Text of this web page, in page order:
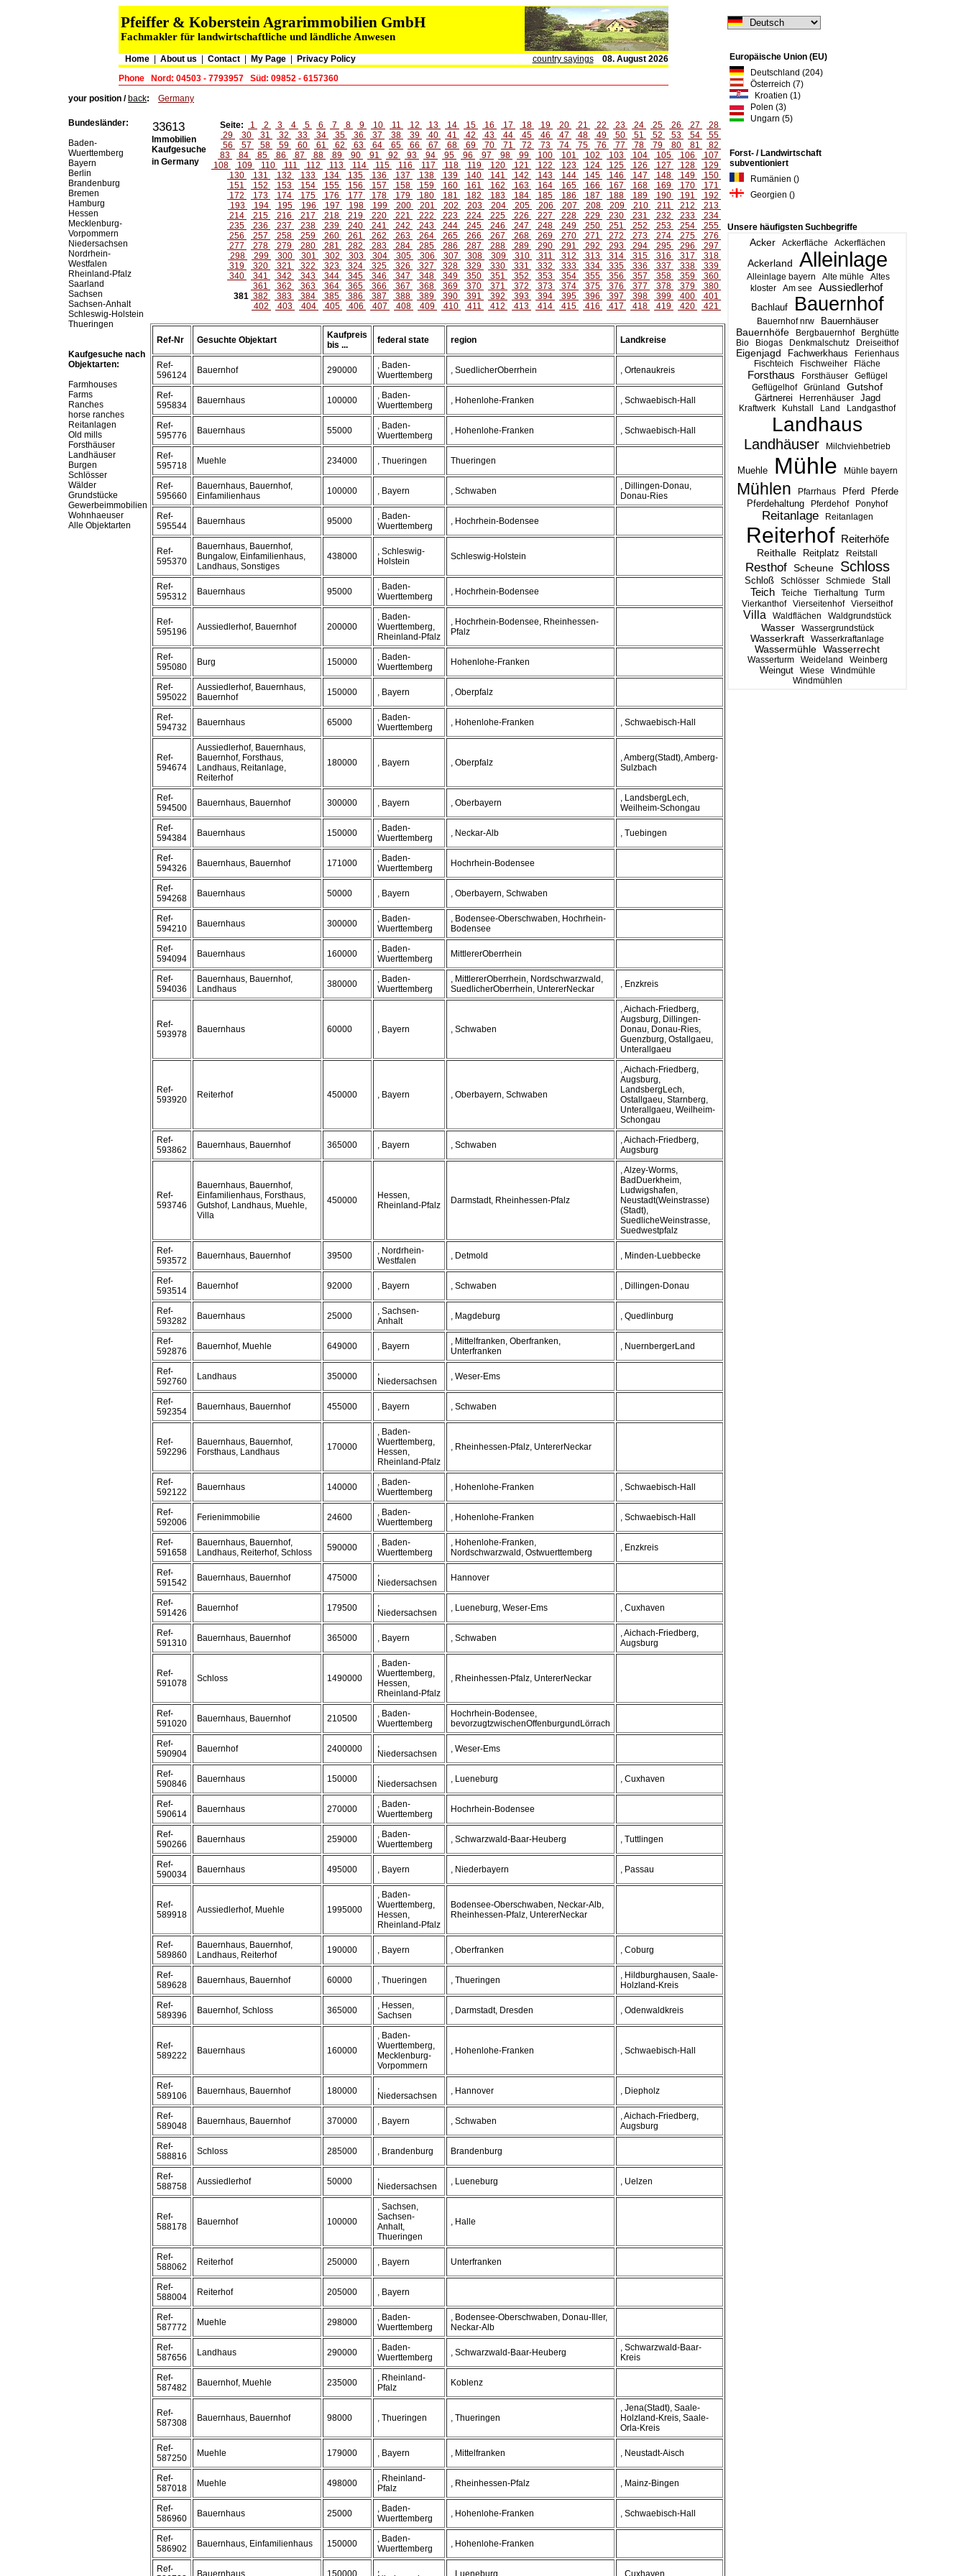
Pfeiffer & Koberstein Agrarimmobilien GmbH
Fachmakler für landwirtschaftliche und ländliche Anwesen
Home| About us Contact| My Page Privacy Policy country sayings
08. August 2026
Phone
Nord: 04503 - 7793957 Süd: 09852 - 6157360
Europäische Union (EU)
Deutschland (204)
Österreich (7)
Kroatien (1)
Polen (3)
Ungarn (5)
Forst- / Landwirtschaft
subventioniert
Rumänien ()
Georgien ()
Unsere häufigsten Suchbegriffe
Acker Ackerfläche Ackerflächen
Ackerland Alleinlage
Alleinlage bayern Alte mühle
Altes
kloster
Am see Aussiedlerhof
Bachlauf Bauernhof
Bauernhof nrw Bauernhäuser
Bauernhöfe Bergbauernhof
Berghütte
Bio
Biogas Denkmalschutz Dreiseithof
Eigenjagd Fachwerkhaus
Ferienhaus
Fischteich
Fischweiher Fläche
Forsthaus Forsthäuser
Geflügel
Geflügelhof
Grünland
Gutshof
Gärtnerei
Herrenhäuser Jagd
Kraftwerk Kuhstall Land Landgasthof
Landhaus
Landhäuser Milchviehbetrieb
Muehle Mühle Mühle bayern
Mühlen Pfarrhaus Pferd Pferde
Pferdehaltung Pferdehof Ponyhof
Reitanlage Reitanlagen
Reiterhof Reiterhöfe
Reithalle Reitplatz Reitstall
Resthof Scheune Schloss
Schloß Schlösser Schmiede Stall
Teich Teiche Tierhaltung
Turm
Vierkanthof
Vierseitenhof Vierseithof
Villa Waldflächen Waldgrundstück
Wasser Wassergrundstück
Wasserkraft Wasserkraftanlage
Wassermühle Wasserrecht
Wasserturm Weideland Weinberg
Weingut Wiese
Windmühle
Windmühlen
your position / back: Germany
Bundesländer:
Baden-
Wuerttemberg
Bayern
Berlin
Brandenburg
Bremen
Hamburg
Hessen
Mecklenburg-
Vorpommern
Niedersachsen
Nordrhein-
Westfalen
Rheinland-Pfalz
Saarland
Sachsen
Sachsen-Anhalt
Schleswig-Holstein
Thueringen
Kaufgesuche nach
Objektarten:
Farmhouses
Farms
Ranches
horse ranches
Reitanlagen
Old mills
Forsthäuser
Landhäuser
Burgen
Schlösser
Wälder
Grundstücke
Gewerbeimmobilien
Wohnhaeuser
Alle Objektarten
33613
Immobilien
Kaufgesuche
in Germany
Seite: 1 2 3 4 5 6 7 8 9 10 11 12 13 14 15 16 17 18 19 20 21 22 23 24 25 26 27
28
29
30 31 32 33 34 35 36 37 38 39 40 41 42 43 44 45 46 47 48 49 50 51 52 53 54
55
56
57 58 59 60 61 62 63 64 65 66 67 68 69 70 71 72 73 74 75 76 77 78 79 80 81
82
83
84 85 86 87 88 89 90 91 92 93 94 95 96 97 98 99 100 101 102 103 104 105 106
107
108
109 110 111 112 113 114 115 116 117 118 119 120 121 122 123 124 125 126 127 128
129
130
131 132 133 134 135 136 137 138 139 140 141 142 143 144 145 146 147 148 149
150
151
152 153 154 155 156 157 158 159 160 161 162 163 164 165 166 167 168 169 170
171
172
173 174 175 176 177 178 179 180 181 182 183 184 185 186 187 188 189 190 191
192
193
194 195 196 197 198 199 200 201 202 203 204 205 206 207 208 209 210 211 212
213
214
215 216 217 218 219 220 221 222 223 224 225 226 227 228 229 230 231 232 233
234
235
236 237 238 239 240 241 242 243 244 245 246 247 248 249 250 251 252 253 254
255
256
257 258 259 260 261 262 263 264 265 266 267 268 269 270 271 272 273 274 275
276
277
278 279 280 281 282 283 284 285 286 287 288 289 290 291 292 293 294 295 296
297
298
299 300 301 302 303 304 305 306 307 308 309 310 311 312 313 314 315 316 317
318
319
320 321 322 323 324 325 326 327 328 329 330 331 332 333 334 335 336 337 338
339
340
341 342 343 344 345 346 347 348 349 350 351 352 353 354 355 356 357 358 359
360
361
362 363 364 365 366 367 368 369 370 371 372 373 374 375 376 377 378 379
380
381 382 383 384 385 386 387 388 389 390 391 392 393 394 395 396 397 398 399 400
401
402
403 404 405 406 407 408 409 410 411 412 413 414 415 416 417 418 419 420 421
Ref-Nr Gesuchte Objektart
Kaufpreis
bis ...
federal state region Landkreise
Ref-
596124
Bauernhof 290000
, Baden-
Wuerttemberg
, SuedlicherOberrhein , Ortenaukreis
Ref-
595834
Bauernhaus 100000
, Baden-
Wuerttemberg
, Hohenlohe-Franken , Schwaebisch-Hall
Ref-
595776
Bauernhaus 55000
, Baden-
Wuerttemberg
, Hohenlohe-Franken , Schwaebisch-Hall
Ref-
595718
Muehle 234000 , Thueringen Thueringen
Ref-
595660
Bauernhaus, Bauernhof,
Einfamilienhaus
100000 , Bayern , Schwaben
, Dillingen-Donau,
Donau-Ries
Ref-
595544
Bauernhaus 95000
, Baden-
Wuerttemberg
, Hochrhein-Bodensee
Ref-
595370
Bauernhaus, Bauernhof,
Bungalow, Einfamilienhaus,
Landhaus, Sonstiges
438000
, Schleswig-
Holstein
Schleswig-Holstein
Ref-
595312
Bauernhaus 95000
, Baden-
Wuerttemberg
, Hochrhein-Bodensee
Ref-
595196
Aussiedlerhof, Bauernhof 200000
, Baden-
Wuerttemberg,
Rheinland-Pfalz
, Hochrhein-Bodensee, Rheinhessen-
Pfalz
Ref-
595080
Burg 150000
, Baden-
Wuerttemberg
Hohenlohe-Franken
Ref-
595022
Aussiedlerhof, Bauernhaus,
Bauernhof
150000 , Bayern , Oberpfalz
Ref-
594732
Bauernhaus 65000
, Baden-
Wuerttemberg
, Hohenlohe-Franken , Schwaebisch-Hall
Ref-
594674
Aussiedlerhof, Bauernhaus,
Bauernhof, Forsthaus,
Landhaus, Reitanlage,
Reiterhof
180000 , Bayern , Oberpfalz
, Amberg(Stadt), Amberg-
Sulzbach
Ref-
594500
Bauernhaus, Bauernhof 300000 , Bayern , Oberbayern
, LandsbergLech,
Weilheim-Schongau
Ref-
594384
Bauernhaus 150000
, Baden-
Wuerttemberg
, Neckar-Alb , Tuebingen
Ref-
594326
Bauernhaus, Bauernhof 171000
, Baden-
Wuerttemberg
Hochrhein-Bodensee
Ref-
594268
Bauernhaus 50000 , Bayern , Oberbayern, Schwaben
Ref-
594210
Bauernhaus 300000
, Baden-
Wuerttemberg
, Bodensee-Oberschwaben, Hochrhein-
Bodensee
Ref-
594094
Bauernhaus 160000
, Baden-
Wuerttemberg
MittlererOberrhein
Ref-
594036
Bauernhaus, Bauernhof,
Landhaus
380000
, Baden-
Wuerttemberg
, MittlererOberrhein, Nordschwarzwald,
SuedlicherOberrhein, UntererNeckar
, Enzkreis
Ref-
593978
Bauernhaus 60000 , Bayern , Schwaben
, Aichach-Friedberg,
Augsburg, Dillingen-
Donau, Donau-Ries,
Guenzburg, Ostallgaeu,
Unterallgaeu
Ref-
593920
Reiterhof 450000 , Bayern , Oberbayern, Schwaben
, Aichach-Friedberg,
Augsburg,
LandsbergLech,
Ostallgaeu, Starnberg,
Unterallgaeu, Weilheim-
Schongau
Ref-
593862
Bauernhaus, Bauernhof 365000 , Bayern , Schwaben
, Aichach-Friedberg,
Augsburg
Ref-
593746
Bauernhaus, Bauernhof,
Einfamilienhaus, Forsthaus,
Gutshof, Landhaus, Muehle,
Villa
450000
Hessen,
Rheinland-Pfalz
Darmstadt, Rheinhessen-Pfalz
, Alzey-Worms,
BadDuerkheim,
Ludwigshafen,
Neustadt(Weinstrasse)
(Stadt),
SuedlicheWeinstrasse,
Suedwestpfalz
Ref-
593572
Bauernhaus, Bauernhof 39500
, Nordrhein-
Westfalen
, Detmold , Minden-Luebbecke
Ref-
593514
Bauernhof 92000 , Bayern , Schwaben , Dillingen-Donau
Ref-
593282
Bauernhaus 25000
, Sachsen-
Anhalt
, Magdeburg , Quedlinburg
Ref-
592876
Bauernhof, Muehle 649000 , Bayern
, Mittelfranken, Oberfranken,
Unterfranken
, NuernbergerLand
Ref-
592760
Landhaus 350000
,
Niedersachsen
, Weser-Ems
Ref-
592354
Bauernhaus, Bauernhof 455000 , Bayern , Schwaben
Ref-
592296
Bauernhaus, Bauernhof,
Forsthaus, Landhaus
170000
, Baden-
Wuerttemberg,
Hessen,
Rheinland-Pfalz
, Rheinhessen-Pfalz, UntererNeckar
Ref-
592122
Bauernhaus 140000
, Baden-
Wuerttemberg
, Hohenlohe-Franken , Schwaebisch-Hall
Ref-
592006
Ferienimmobilie 24600
, Baden-
Wuerttemberg
, Hohenlohe-Franken , Schwaebisch-Hall
Ref-
591658
Bauernhaus, Bauernhof,
Landhaus, Reiterhof, Schloss
590000
, Baden-
Wuerttemberg
, Hohenlohe-Franken,
Nordschwarzwald, Ostwuerttemberg
, Enzkreis
Ref-
591542
Bauernhaus, Bauernhof 475000
,
Niedersachsen
Hannover
Ref-
591426
Bauernhof 179500
,
Niedersachsen
, Lueneburg, Weser-Ems , Cuxhaven
Ref-
591310
Bauernhaus, Bauernhof 365000 , Bayern , Schwaben
, Aichach-Friedberg,
Augsburg
Ref-
591078
Schloss 1490000
, Baden-
Wuerttemberg,
Hessen,
Rheinland-Pfalz
, Rheinhessen-Pfalz, UntererNeckar
Ref-
591020
Bauernhaus, Bauernhof 210500
, Baden-
Wuerttemberg
Hochrhein-Bodensee,
bevorzugtzwischenOffenburgundLörrach
Ref-
590904
Bauernhof 2400000
,
Niedersachsen
, Weser-Ems
Ref-
590846
Bauernhaus 150000
,
Niedersachsen
, Lueneburg , Cuxhaven
Ref-
590614
Bauernhaus 270000
, Baden-
Wuerttemberg
Hochrhein-Bodensee
Ref-
590266
Bauernhaus 259000
, Baden-
Wuerttemberg
, Schwarzwald-Baar-Heuberg , Tuttlingen
Ref-
590034
Bauernhaus 495000 , Bayern , Niederbayern , Passau
Ref-
589918
Aussiedlerhof, Muehle 1995000
, Baden-
Wuerttemberg,
Hessen,
Rheinland-Pfalz
Bodensee-Oberschwaben, Neckar-Alb,
Rheinhessen-Pfalz, UntererNeckar
Ref-
589860
Bauernhaus, Bauernhof,
Landhaus, Reiterhof
190000 , Bayern , Oberfranken , Coburg
Ref-
589628
Bauernhaus, Bauernhof 60000 , Thueringen , Thueringen
, Hildburghausen, Saale-
Holzland-Kreis
Ref-
589396
Bauernhof, Schloss 365000
, Hessen,
Sachsen
, Darmstadt, Dresden , Odenwaldkreis
Ref-
589222
Bauernhaus 160000
, Baden-
Wuerttemberg,
Mecklenburg-
Vorpommern
, Hohenlohe-Franken , Schwaebisch-Hall
Ref-
589106
Bauernhaus, Bauernhof 180000
,
Niedersachsen
, Hannover , Diepholz
Ref-
589048
Bauernhaus, Bauernhof 370000 , Bayern , Schwaben
, Aichach-Friedberg,
Augsburg
Ref-
588816
Schloss 285000 , Brandenburg Brandenburg
Ref-
588758
Aussiedlerhof 50000
,
Niedersachsen
, Lueneburg , Uelzen
Ref-
588178
Bauernhof 100000
, Sachsen,
Sachsen-
Anhalt,
Thueringen
, Halle
Ref-
588062
Reiterhof 250000 , Bayern Unterfranken
Ref-
588004
Reiterhof 205000 , Bayern
Ref-
587772
Muehle 298000
, Baden-
Wuerttemberg
, Bodensee-Oberschwaben, Donau-Iller,
Neckar-Alb
Ref-
587656
Landhaus 290000
, Baden-
Wuerttemberg
, Schwarzwald-Baar-Heuberg
, Schwarzwald-Baar-
Kreis
Ref-
587482
Bauernhof, Muehle 235000
, Rheinland-
Pfalz
Koblenz
Ref-
587308
Bauernhaus, Bauernhof 98000 , Thueringen , Thueringen
, Jena(Stadt), Saale-
Holzland-Kreis, Saale-
Orla-Kreis
Ref-
587250
Muehle 179000 , Bayern , Mittelfranken , Neustadt-Aisch
Ref-
587018
Muehle 498000
, Rheinland-
Pfalz
, Rheinhessen-Pfalz , Mainz-Bingen
Ref-
586960
Bauernhaus 25000
, Baden-
Wuerttemberg
, Hohenlohe-Franken , Schwaebisch-Hall
Ref-
586902
Bauernhaus, Einfamilienhaus 150000
, Baden-
Wuerttemberg
, Hohenlohe-Franken
Ref-
Bauernhaus 150000
,
, Lueneburg , Cuxhaven